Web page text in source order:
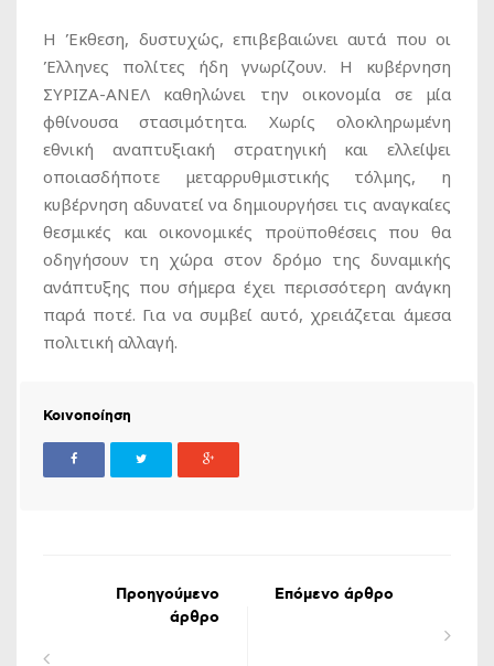
Η Έκθεση, δυστυχώς, επιβεβαιώνει αυτά που οι
Έλληνες πολίτες ήδη γνωρίζουν. Η κυβέρνηση
ΣΥΡΙΖΑ-ΑΝΕΛ καθηλώνει την οικονομία σε μία
φθίνουσα στασιμότητα. Χωρίς ολοκληρωμένη
εθνική αναπτυξιακή στρατηγική και ελλείψει
οποιασδήποτε μεταρρυθμιστικής τόλμης, η
κυβέρνηση αδυνατεί να δημιουργήσει τις αναγκαίες
θεσμικές και οικονομικές προϋποθέσεις που θα
οδηγήσουν τη χώρα στον δρόμο της δυναμικής
ανάπτυξης που σήμερα έχει περισσότερη ανάγκη
παρά ποτέ. Για να συμβεί αυτό, χρειάζεται άμεσα
πολιτική αλλαγή.
Κοινοποίηση
Προηγούμενο
άρθρο
Επόμενο άρθρο